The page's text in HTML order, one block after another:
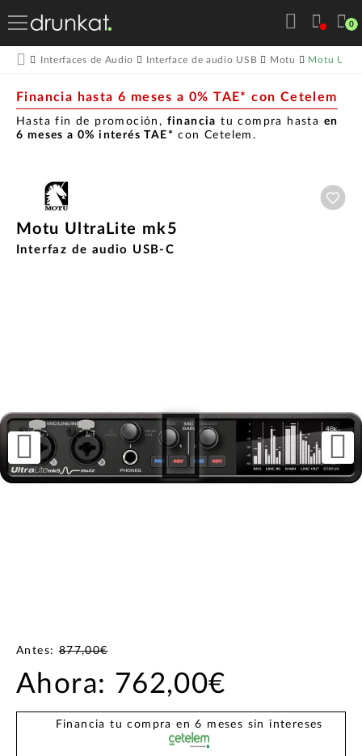
0
Interfaces de Audio Interface de audio USB Motu Motu
Financia hasta 6 meses a 0% TAE* con Cetelem
Hasta fin de promoción, financia tu compra hasta en
6 meses a 0% interés TAE* con Cetelem.
Motu UltraLite mk5
Interfaz de audio USB-C
Antes:877,00€
Ahora: 762,00€
Financia tu compra en 6 meses sin intereses